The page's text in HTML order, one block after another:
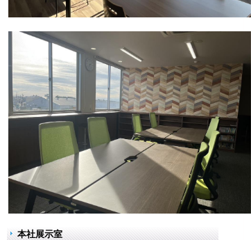
本社展示室